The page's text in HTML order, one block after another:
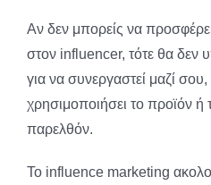
Αν δεν μπορείς να
στον influencer, τότε θα δεν
για να συνεργαστεί μαζί σου,
χρησιμοποιήσει το προϊόν
παρελθόν.
Το influence marketing